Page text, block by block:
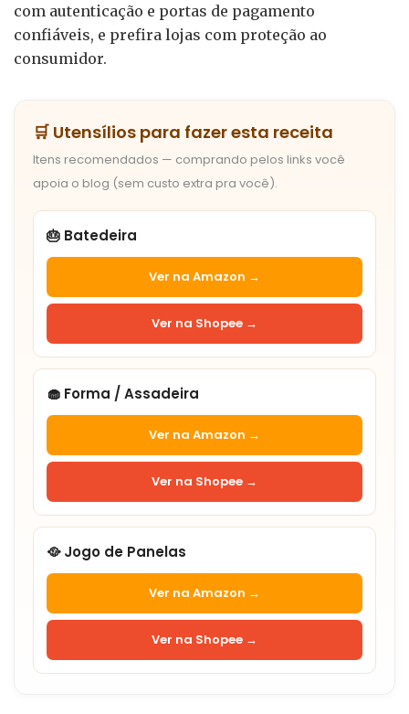
com autenticação e portas de pagamento
confiáveis, e prefira lojas com proteção ao
consumidor.
🛒 Utensílios para fazer esta receita
Itens recomendados — comprando pelos links você
apoia o blog (sem custo extra pra você).
🎂 Batedeira
Ver na Amazon →
Ver na Shopee →
🧁 Forma / Assadeira
Ver na Amazon →
Ver na Shopee →
🥘 Jogo de Panelas
Ver na Amazon →
Ver na Shopee →